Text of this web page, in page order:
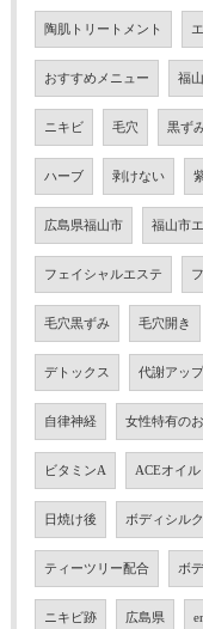
陶肌トリートメント
おすすめメニュー 福
ニキビ 毛穴 黒ず
ハーブ 剥けない
広島県福山市 福山市
フェイシャルエステ
毛穴黒ずみ 毛穴開き
デトックス 代謝アップ
自律神経 女性特有の
ビタミンA ACEオイル
日焼け後 ボディシルク
ティーツリー配合 ボ
ニキビ跡 広島県